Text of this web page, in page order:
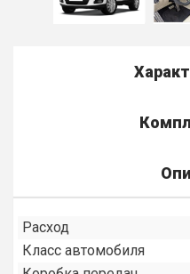
Расход
Класс автомобиля